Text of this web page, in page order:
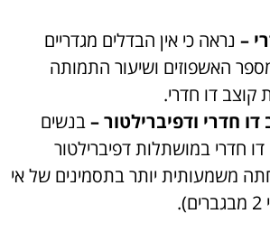
– נראה כי אין הבדלים מגדריים
האשפוזים ושיעור התמותה
דו חדרי.
דו חדרי ודפיברילטור –בנשים
חדרי במושתלות דפיברילטור
משמעותית יותר בתסמינים של אי